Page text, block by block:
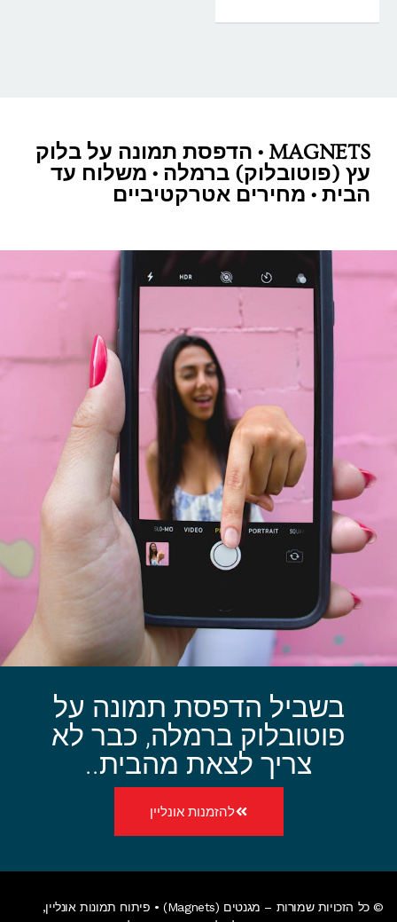
MAGNETS • הדפסת תמונה על בלוק
עץ (פוטובלוק) ברמלה • משלוח עד
הבית • מחירים אטרקטיביים
בשביל הדפסת תמונה על
פוטובלוק ברמלה, כבר לא
צריך לצאת מהבית..
להזמנות אונליין
© כל הזכויות שמורות – מגנטים (Magnets) • פיתוח תמונות אונליין,